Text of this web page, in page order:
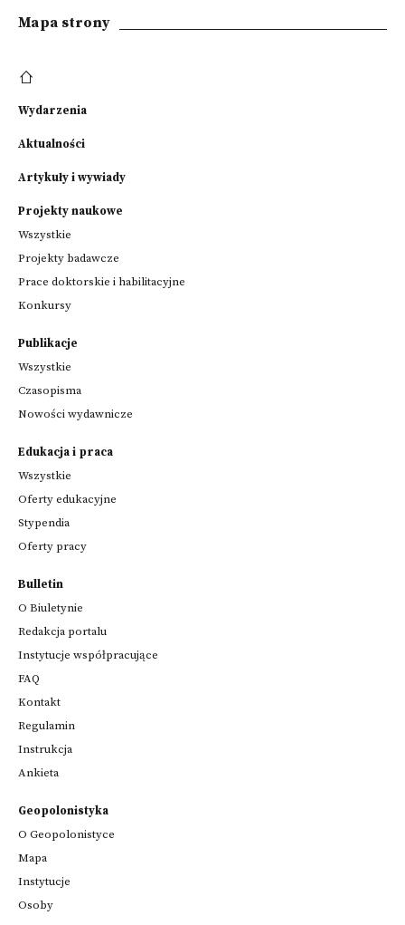
Mapa strony
Wydarzenia
Aktualności
Artykuły i wywiady
Projekty naukowe
Wszystkie
Projekty badawcze
Prace doktorskie i habilitacyjne
Konkursy
Publikacje
Wszystkie
Czasopisma
Nowości wydawnicze
Edukacja i praca
Wszystkie
Oferty edukacyjne
Stypendia
Oferty pracy
Bulletin
O Biuletynie
Redakcja portalu
Instytucje współpracujące
FAQ
Kontakt
Regulamin
Instrukcja
Ankieta
Geopolonistyka
O Geopolonistyce
Mapa
Instytucje
Osoby